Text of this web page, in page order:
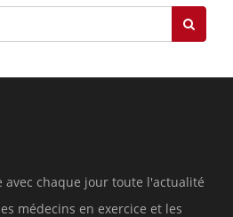
avec chaque jour toute l'actualité
médecins en exercice et les